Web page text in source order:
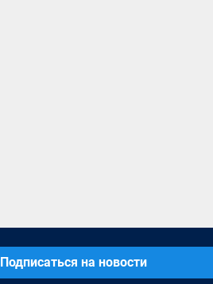
Подписаться на новости